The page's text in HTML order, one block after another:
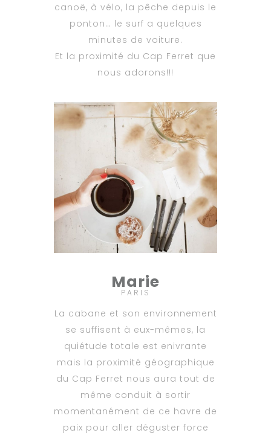
canoë, à vélo, la pêche depuis le
ponton… le surf a quelques
minutes de voiture.
Et la proximité du Cap Ferret que
nous adorons!!!
Marie
PARIS
La cabane et son environnement
se suffisent à eux-mêmes, la
quiétude totale est enivrante
mais la proximité géographique
du Cap Ferret nous aura tout de
même conduit à sortir
momentanément de ce havre de
paix pour aller déguster force